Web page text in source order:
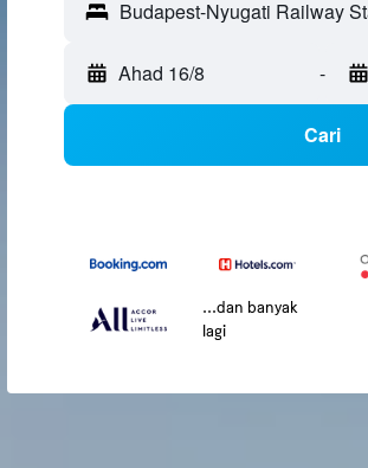
Ahad 16/8 -
Cari
...dan banyak
lagi